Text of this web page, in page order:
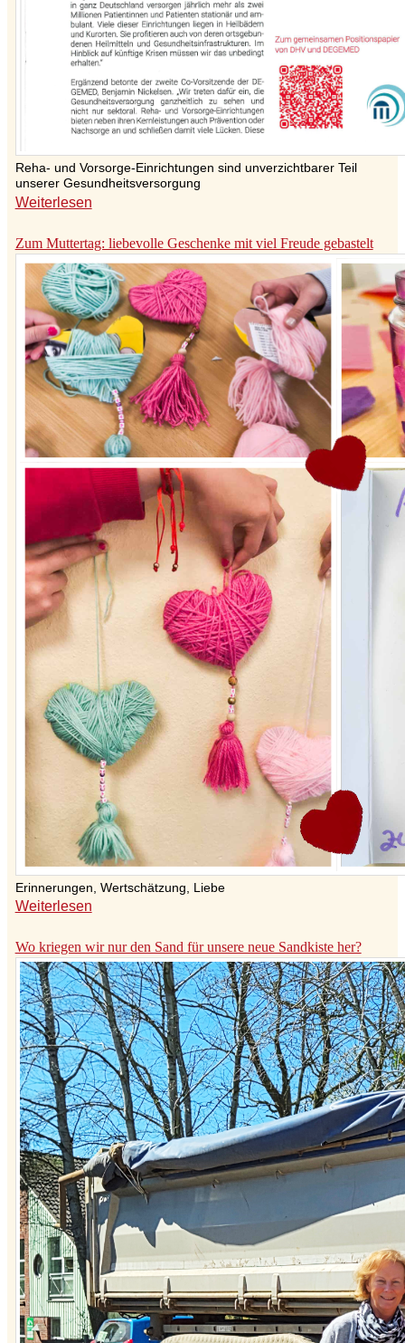
Reha- und Vorsorge-Einrichtungen sind unverzichtbarer Teil
unserer Gesundheitsversorgung
Weiterlesen
Zum Muttertag: liebevolle Geschenke mit viel Freude gebastelt
Erinnerungen, Wertschätzung, Liebe
Weiterlesen
Wo kriegen wir nur den Sand für unsere neue Sandkiste her?